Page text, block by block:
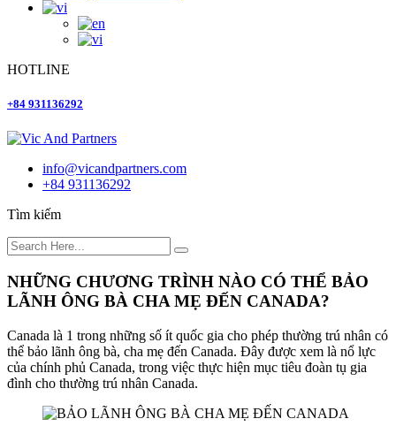
HOTLINE
+84 931136292
info@vicandpartners.com
+84 931136292
Tìm kiếm
NHỮNG CHƯƠNG TRÌNH NÀO CÓ THỂ BẢO
LÃNH ÔNG BÀ CHA MẸ ĐẾN CANADA?
Canada là 1 trong những số ít quốc gia cho phép thường trú nhân có
thể bảo lãnh ông bà, cha mẹ đến Canada. Đây được xem là nổ lực
của chính phủ Canada, trong việc thực hiện mục tiêu đoàn tụ gia
đình cho thường trú nhân Canada.